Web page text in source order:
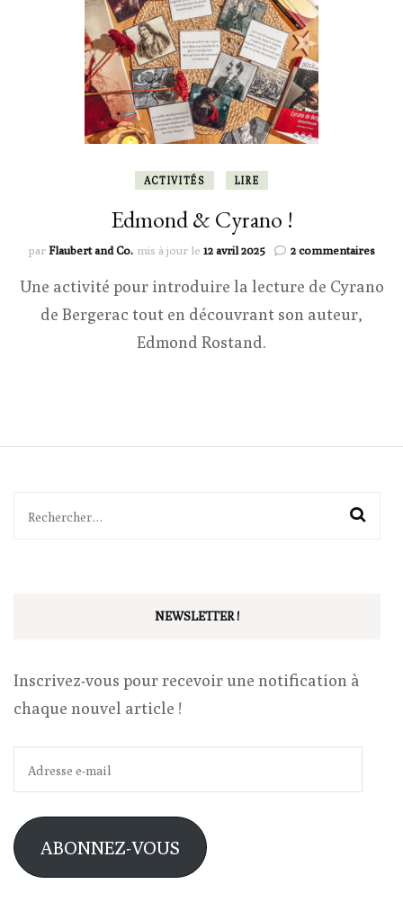
ACTIVITÉS LIRE
Edmond & Cyrano !
parFlaubert and Co. mis à jour le 12 avril 2025 2 commentairessur
&
Une activité pour introduire la lecture de Cyrano
de Bergerac tout en découvrant son auteur,
Edmond Rostand.
Rechercher :
NEWSLETTER !
Inscrivez-vous pour recevoir une notification à
chaque nouvel article !
e-
mail
ABONNEZ-VOUS